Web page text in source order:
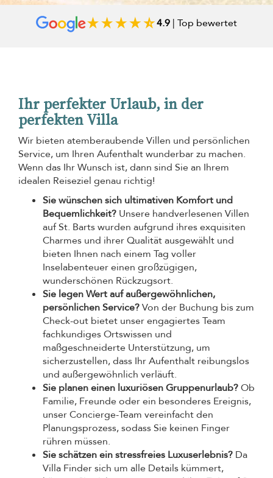
4.9| Top bewertet
Ihr perfekter Urlaub, in der
perfekten Villa
Wir bieten atemberaubende Villen und persönlichen
Service, um Ihren Aufenthalt wunderbar zu machen.
Wenn das Ihr Wunsch ist, dann sind Sie an Ihrem
idealen Reiseziel genau richtig!
Sie wünschen sich ultimativen Komfort und
Bequemlichkeit? Unsere handverlesenen Villen
auf St. Barts wurden aufgrund ihres exquisiten
Charmes und ihrer Qualität ausgewählt und
bieten Ihnen nach einem Tag voller
Inselabenteuer einen großzügigen,
wunderschönen Rückzugsort.
Sie legen Wert auf außergewöhnlichen,
persönlichen Service?Von der Buchung bis zum
Check-out bietet unser engagiertes Team
fachkundiges Ortswissen und
maßgeschneiderte Unterstützung, um
sicherzustellen, dass Ihr Aufenthalt reibungslos
und außergewöhnlich verläuft.
Sie planen einen luxuriösen Gruppenurlaub?Ob
Familie, Freunde oder ein besonderes Ereignis,
unser Concierge-Team vereinfacht den
Planungsprozess, sodass Sie keinen Finger
rühren müssen.
Sie schätzen ein stressfreies Luxuserlebnis? Da
Villa Finder sich um alle Details kümmert,